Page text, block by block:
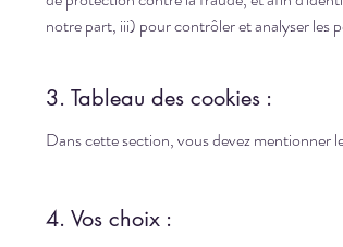
notre part, iii) pour contrôler et analyser les
3. Tableau des cookies :
Dans cette section, vous devez mentionner
4. Vos choix :